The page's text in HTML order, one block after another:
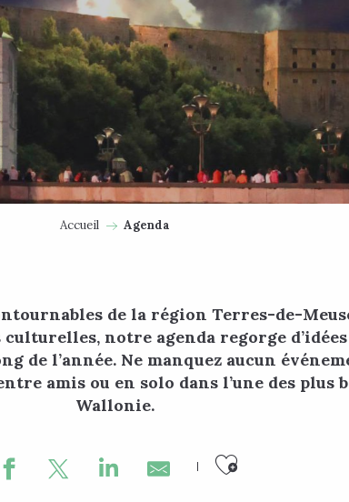
Accueil Agenda
de la région Terres-de-
notre agenda regorge
de l’année. Ne manquez aucun
amis ou en solo dans l’une des plus
Wallonie.
Ajouter